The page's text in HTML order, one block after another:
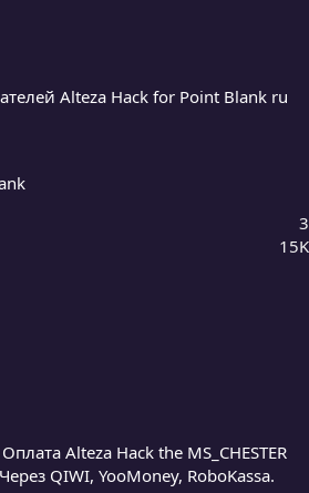
Alteza Hack for Point Blank ru
3
15K
Оплата Alteza Hack the MS_CHESTER
QIWI, YooMoney, RoboKassa.